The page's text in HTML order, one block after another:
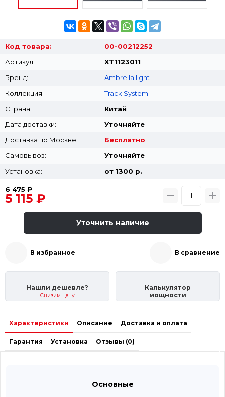
Код товара:
00-00212252
Артикул:
XT1123011
Бренд:
Ambrella light
Коллекция:
Track System
Страна:
Китай
Дата доставки:
Уточняйте
Доставка по Москве:
Бесплатно
Самовывоз:
Уточняйте
Установка:
от 1300 p.
6 475 ₽
5 115 ₽
Уточнить наличие
В избранное В сравнение
Нашли дешевле?
Снизим цену
Калькулятор
мощности
Характеристики Описание Доставка и оплата
Гарантия Установка Отзывы (0)
Основные